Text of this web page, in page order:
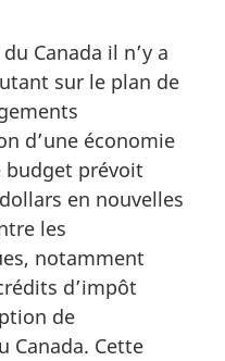
Canada il n’y a
sur le plan de
d’une économie
budget prévoit
en nouvelles
les
notamment
d’impôt
de
Canada. Cette